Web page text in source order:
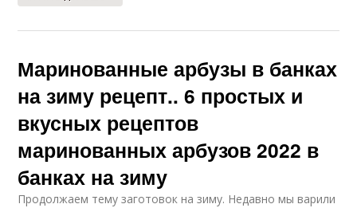
Маринованные арбузы в банках
на зиму рецепт.. 6 простых и
вкусных рецептов
маринованных арбузов 2022 в
банках на зиму
Продолжаем тему заготовок на зиму. Недавно мы варили